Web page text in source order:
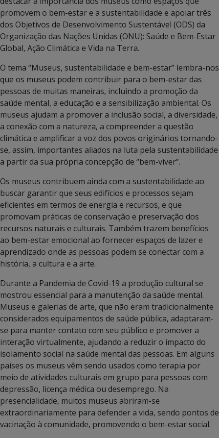
promovem o bem-estar e a sustentabilidade e apoiar três
dos Objetivos de Desenvolvimento Sustentável (ODS) da
Organização das Nações Unidas (ONU): Saúde e Bem-Estar
Global, Ação Climática e Vida na Terra.
O tema “Museus, sustentabilidade e bem-estar” lembra-nos
que os museus podem contribuir para o bem-estar das
pessoas de muitas maneiras, incluindo a promoção da
saúde mental, a educação e a sensibilização ambiental. Os
museus ajudam a promover a inclusão social, a diversidade,
a conexão com a natureza, a compreender a questão
climática e amplificar a voz dos povos originários tornando-
se, assim, importantes aliados na luta pela sustentabilidade
a partir da sua própria concepção de “bem-viver”.
Os museus contribuem ainda com a sustentabilidade ao
buscar garantir que seus edifícios e processos sejam
eficientes em termos de energia e recursos, e que
promovam práticas de conservação e preservação dos
recursos naturais e culturais. Também trazem benefícios
ao bem-estar emocional ao fornecer espaços de lazer e
aprendizado onde as pessoas podem se conectar com a
história, a cultura e a arte.
Durante a Pandemia de Covid-19 a produção cultural se
mostrou essencial para a manutenção da saúde mental.
Museus e galerias de arte, que não eram tradicionalmente
considerados equipamentos de saúde pública, adaptaram-
se para manter contato com seu público e promover a
interação virtualmente, ajudando a reduzir o impacto do
isolamento social na saúde mental das pessoas. Em alguns
países os museus vêm sendo usados como terapia por
meio de atividades culturais em grupo para pessoas com
depressão, licença médica ou desemprego. Na
presencialidade, muitos museus abriram-se
extraordinariamente para defender a vida, sendo pontos de
vacinação à comunidade, promovendo o bem-estar social.